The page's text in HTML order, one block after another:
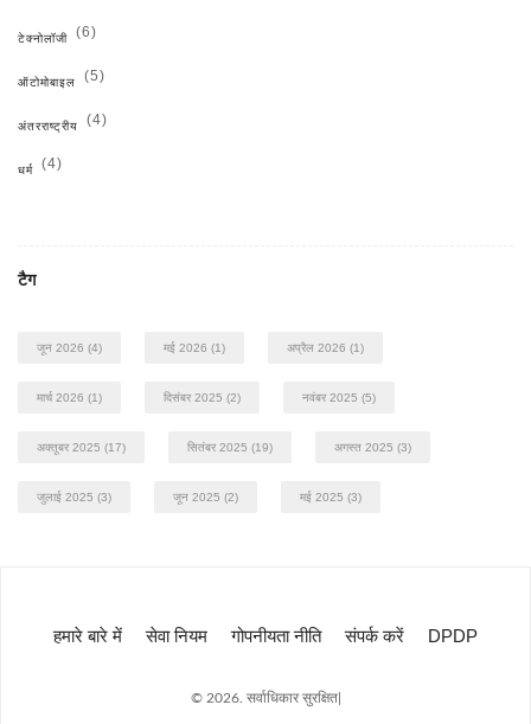
टेक्नोलॉजी (6)
ऑटोमोबाइल (5)
अंतरराष्ट्रीय (4)
धर्म (4)
टैग
जून 2026 (4) मई 2026 (1) अप्रैल 2026 (1)
मार्च 2026 (1) दिसंबर 2025 (2) नवंबर 2025 (5)
अक्तूबर 2025 (17) सितंबर 2025 (19) अगस्त 2025 (3)
जुलाई 2025 (3) जून 2025 (2) मई 2025 (3)
हमारे बारे में सेवा नियम गोपनीयता नीति संपर्क करें DPDP
© 2026. सर्वाधिकार सुरक्षित|